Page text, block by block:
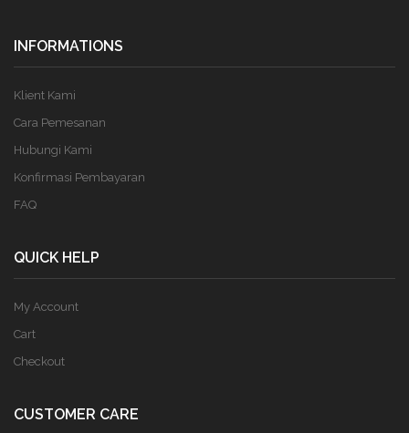
INFORMATIONS
Klient Kami
Cara Pemesanan
Hubungi Kami
Konfirmasi Pembayaran
FAQ
QUICK HELP
My Account
Cart
Checkout
CUSTOMER CARE